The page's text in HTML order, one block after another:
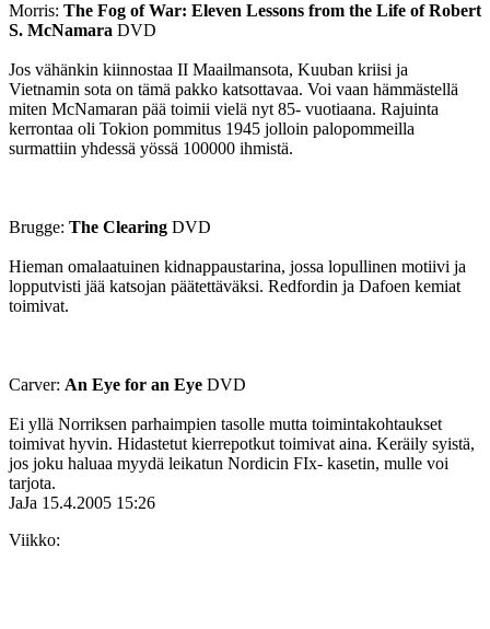
Morris: The Fog of War: Eleven Lessons from the Life of Robert
S. McNamara DVD
Jos vähänkin kiinnostaa II Maailmansota, Kuuban kriisi ja
Vietnamin sota on tämä pakko katsottavaa. Voi vaan hämmästellä
miten McNamaran pää toimii vielä nyt 85- vuotiaana. Rajuinta
kerrontaa oli Tokion pommitus 1945 jolloin palopommeilla
surmattiin yhdessä yössä 100000 ihmistä.
Brugge: The Clearing DVD
Hieman omalaatuinen kidnappaustarina, jossa lopullinen motiivi ja
lopputvisti jää katsojan päätettäväksi. Redfordin ja Dafoen kemiat
toimivat.
Carver: An Eye for an Eye DVD
Ei yllä Norriksen parhaimpien tasolle mutta toimintakohtaukset
toimivat hyvin. Hidastetut kierrepotkut toimivat aina. Keräily syistä,
jos joku haluaa myydä leikatun Nordicin FIx- kasetin, mulle voi
tarjota.
JaJa 15.4.2005 15:26
Viikko: